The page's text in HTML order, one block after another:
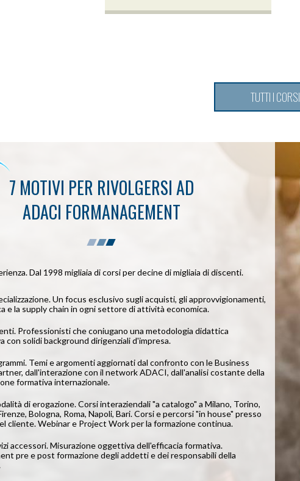
TUTTI I CORSI
7 MOTIVI PER RIVOLGERSI AD
ADACI FORMANAGEMENT
Dal 1998 migliaia di corsi per decine di migliaia di discenti.
Un focus esclusivo sugli acquisti, gli approvvigionamenti,
e la supply chain in ogni settore di attività economica.
Professionisti che coniugano una metodologia didattica
con solidi background dirigenziali d'impresa.
Temi e argomenti aggiornati dal confronto con le Business
dall'interazione con il network ADACI, dall'analisi costante della
formativa internazionale.
di erogazione. Corsi interaziendali "a catalogo" a Milano, Torino,
Bologna, Roma, Napoli, Bari. Corsi e percorsi "in house" presso
cliente. Webinar e Project Work per la formazione continua.
accessori. Misurazione oggettiva dell'efficacia formativa.
pre e post formazione degli addetti e dei responsabili della